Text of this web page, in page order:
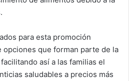
para esta promoción
opciones que forman parte de la
así a las familias el
saludables a precios más